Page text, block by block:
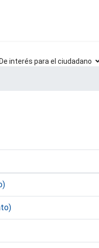
De interés para el ciudadano